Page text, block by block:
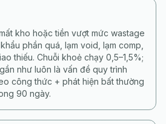
kho hoặc tiền vượt mức wastage
phần quá, lạm void, lạm comp,
thiếu. Chuỗi khoẻ chạy 0,5–1,5%;
như luôn là vấn đề quy trình
công thức + phát hiện bất thường
90 ngày.